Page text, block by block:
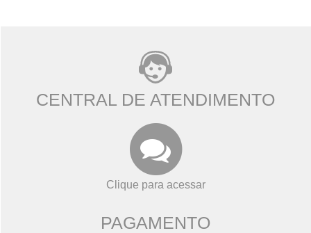
CENTRAL DE ATENDIMENTO
Clique para acessar
PAGAMENTO